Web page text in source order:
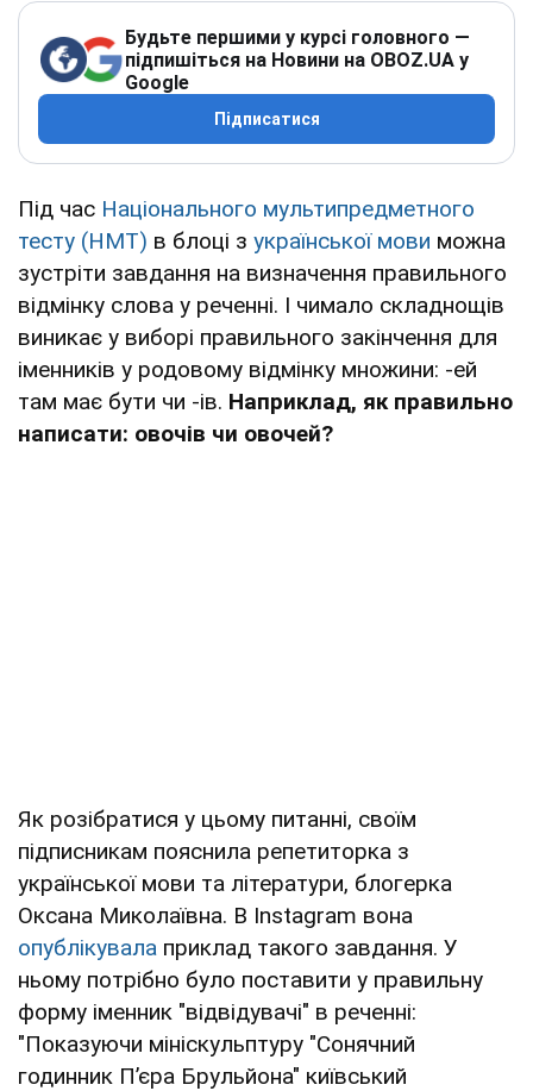
Будьте першими у курсі головного —
підпишіться на Новини на OBOZ.UA у
Google
Підписатися
Під час Національного мультипредметного
тесту (НМТ) в блоці з української мови можна
зустріти завдання на визначення правильного
відмінку слова у реченні. І чимало складнощів
виникає у виборі правильного закінчення для
іменників у родовому відмінку множини: -ей
там має бути чи -ів. Наприклад, як правильно
написати: овочів чи овочей?
Як розібратися у цьому питанні, своїм
підписникам пояснила репетиторка з
української мови та літератури, блогерка
Оксана Миколаївна. В Instagram вона
опублікувала приклад такого завдання. У
ньому потрібно було поставити у правильну
форму іменник "відвідувачі" в реченні:
"Показуючи мініскульптуру "Сонячний
годинник П’єра Брульйона" київський